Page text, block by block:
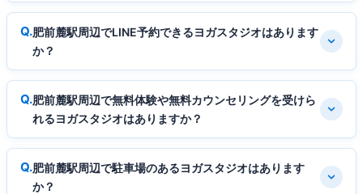
肥前麓駅周辺でLINE予約できるヨガスタジオはあります
か？
肥前麓駅周辺で無料体験や無料カウンセリングを受けら
れるヨガスタジオはありますか？
肥前麓駅周辺で駐車場のあるヨガスタジオはあります
か？